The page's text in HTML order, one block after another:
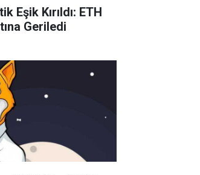
Eşik Kırıldı: ETH
Geriledi